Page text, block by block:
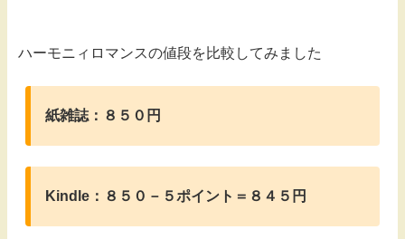
ハーモニィロマンスの値段を比較してみました
紙雑誌：８５０円
Kindle：８５０－５ポイント＝８４５円